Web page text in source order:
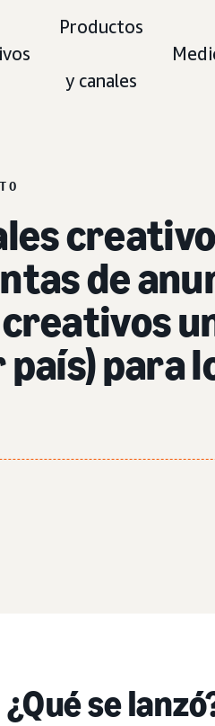
Productos
y canales
de
para
¿Qué se